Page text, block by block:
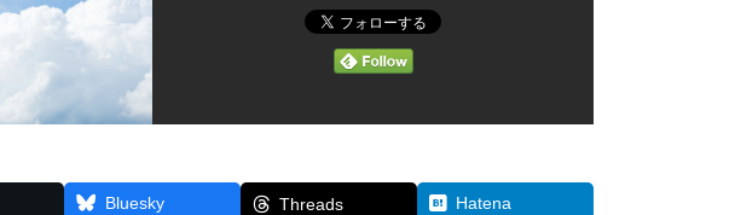
Bluesky Threads Hatena